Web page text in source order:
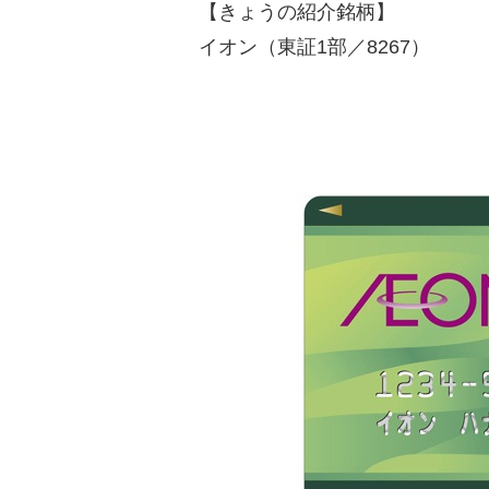
【きょうの紹介銘柄】
イオン（東証1部／8267）